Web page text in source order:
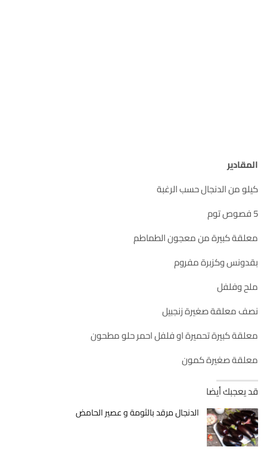
المقادير
كيلو من الدنجال حسب الرغبة
5 فصوص توم
معلقة كبيرة من معجون الطماطم
بقدونس وكزبرة مفروم
ملح وفلفل
نصف معلقة صغيرة زنجبيل
معلقة كبيرة تحميرة او فلفل احمر حلو مطحون
معلقة صغيرة كمون
قد يعجبك أيضا
الدنجال مرقد بالثومة و عصير الحامض